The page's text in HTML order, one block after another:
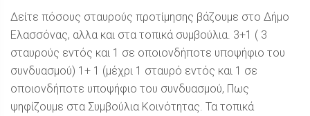
Δείτε πόσους σταυρούς προτίμησης βάζουμε στο Δήμο
Ελασσόνας, αλλα και στα τοπικά συμβούλια. 3+1 ( 3
σταυρούς εντός και 1 σε οποιονδήποτε υποψήφιο του
συνδυασμού) 1+ 1 (μέχρι 1 σταυρό εντός και 1 σε
οποιονδήποτε υποψήφιο του συνδυασμού, Πως
ψηφίζουμε στα Συμβούλια Κοινότητας. Τα τοπικά